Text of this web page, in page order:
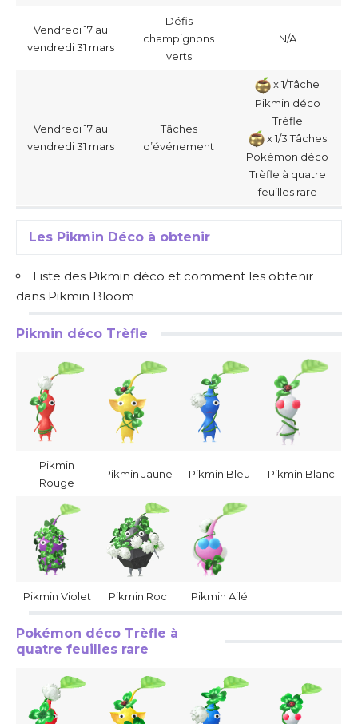
Vendredi 17 au
vendredi 31 mars
Défis
champignons
verts
N/A
Vendredi 17 au
vendredi 31 mars
Tâches
d’événement
x 1/Tâche
Pikmin déco
Trèfle
x 1/3 Tâches
Pokémon déco
Trèfle à quatre
feuilles rare
Les Pikmin Déco à obtenir
Liste des Pikmin déco et comment les obtenir
dans Pikmin Bloom
Pikmin déco Trèfle
Pikmin
Rouge
Pikmin Jaune Pikmin Bleu Pikmin Blanc
Pikmin Violet Pikmin Roc Pikmin Ailé
Pokémon déco Trèfle à
quatre feuilles rare